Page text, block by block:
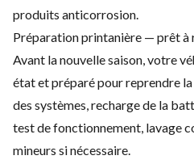
produits anticorrosion.
Préparation printanière — prêt à
Avant la nouvelle saison, votre
état et préparé pour reprendre
des systèmes, recharge de la
test de fonctionnement, lavage
mineurs si nécessaire.